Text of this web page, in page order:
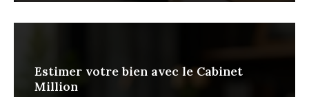
Estimer votre bien avec le Cabinet
Million